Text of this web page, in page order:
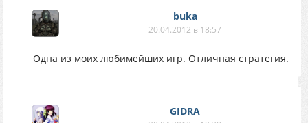
buka
20.04.2012 в 18:57
Одна из моих любимейших игр. Отличная стратегия.
GIDRA